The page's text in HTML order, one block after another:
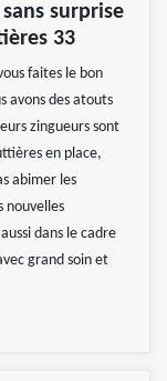
surprise
33
faites le bon
avons des atouts
zingueurs sont
en place,
abimer les
nouvelles
dans le cadre
grand soin et